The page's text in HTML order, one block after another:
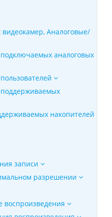
Аналоговые/
аналоговых
накопителей
записи
разрешении